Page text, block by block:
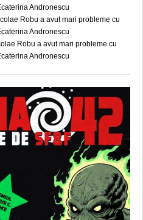
Andronescu
Robu a avut mari probleme cu
Andronescu
Robu a avut mari probleme cu
Andronescu